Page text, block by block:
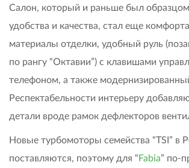
Салон, который и раньше был
удобства и качества, стал еще
материалы отделки, удобный руль
по рангу “Октавии”) с клавишами
телефоном, а также
Респектабельности интерьеру
детали вроде рамок дефлекторов
Новые турбомоторы семейства “TSI” в
поставляются, поэтому для “Fabia” по-